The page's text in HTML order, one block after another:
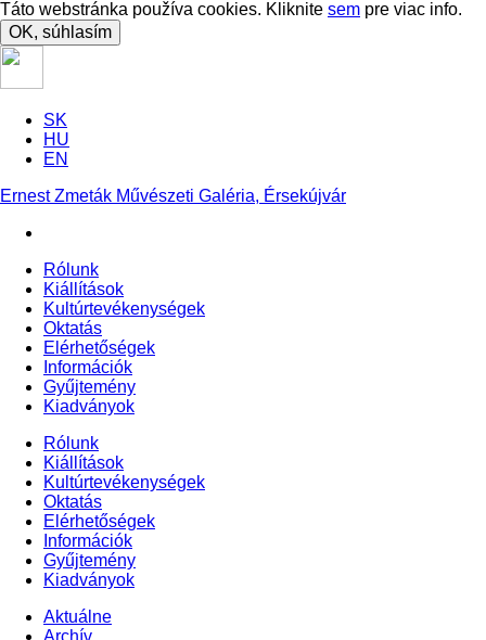
Táto webstránka používa cookies. Kliknite sem pre viac info.
OK, súhlasím
SK
HU
EN
Ernest Zmeták Művészeti Galéria, Érsekújvár
Rólunk
Kiállítások
Kultúrtevékenységek
Oktatás
Elérhetőségek
Információk
Gyűjtemény
Kiadványok
Rólunk
Kiállítások
Kultúrtevékenységek
Oktatás
Elérhetőségek
Információk
Gyűjtemény
Kiadványok
Aktuálne
Archív